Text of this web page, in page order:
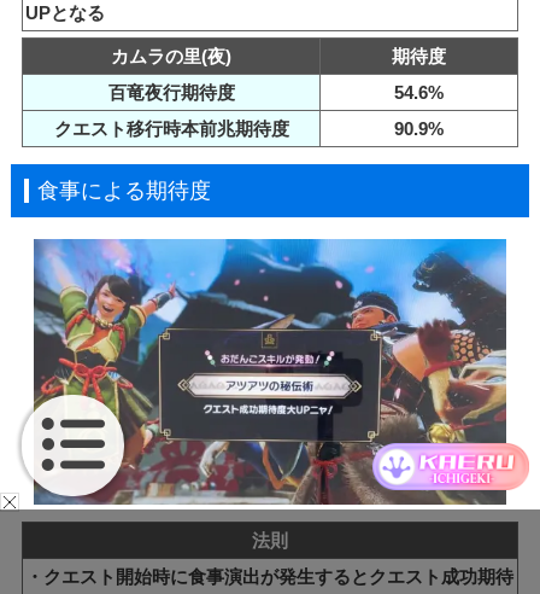
UPとなる
カムラの里(夜)
期待度
百竜夜行期待度
54.6%
クエスト移行時本前兆期待度
90.9%
食事による期待度
法則
・クエスト開始時に食事演出が発生するとクエスト成功期待